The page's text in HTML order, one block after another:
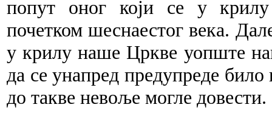
попут оног који се у
почетком шеснаестог века.
у крилу наше Цркве уопште
да се унапред предупреде
до такве невоље могле довести.